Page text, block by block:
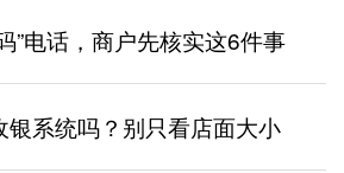
”电话，商户先核实这6件事
系统吗？别只看店面大小